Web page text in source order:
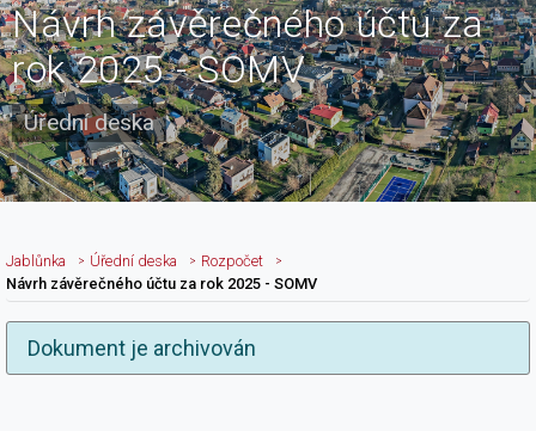
Návrh závěrečného účtu za
rok 2025 - SOMV
Úřední deska
Jablůnka Úřední deska
Rozpočet
Návrh závěrečného účtu za rok 2025 - SOMV
Dokument je archivován